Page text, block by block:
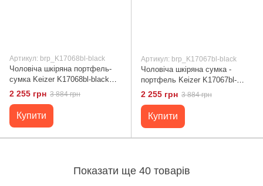
Артикул: brp_K17068bl-black
Чоловіча шкіряна портфель-
сумка Keizer K17068bl-black
чорного кольору, великий
розмір, для подорожей
2 255 грн 3 884 грн
Купити
Артикул: brp_K17067bl-black
Чоловіча шкіряна сумка -
портфель Keizer K17067bl-
black
2 255 грн 3 884 грн
Купити
Показати ще 40 товарів